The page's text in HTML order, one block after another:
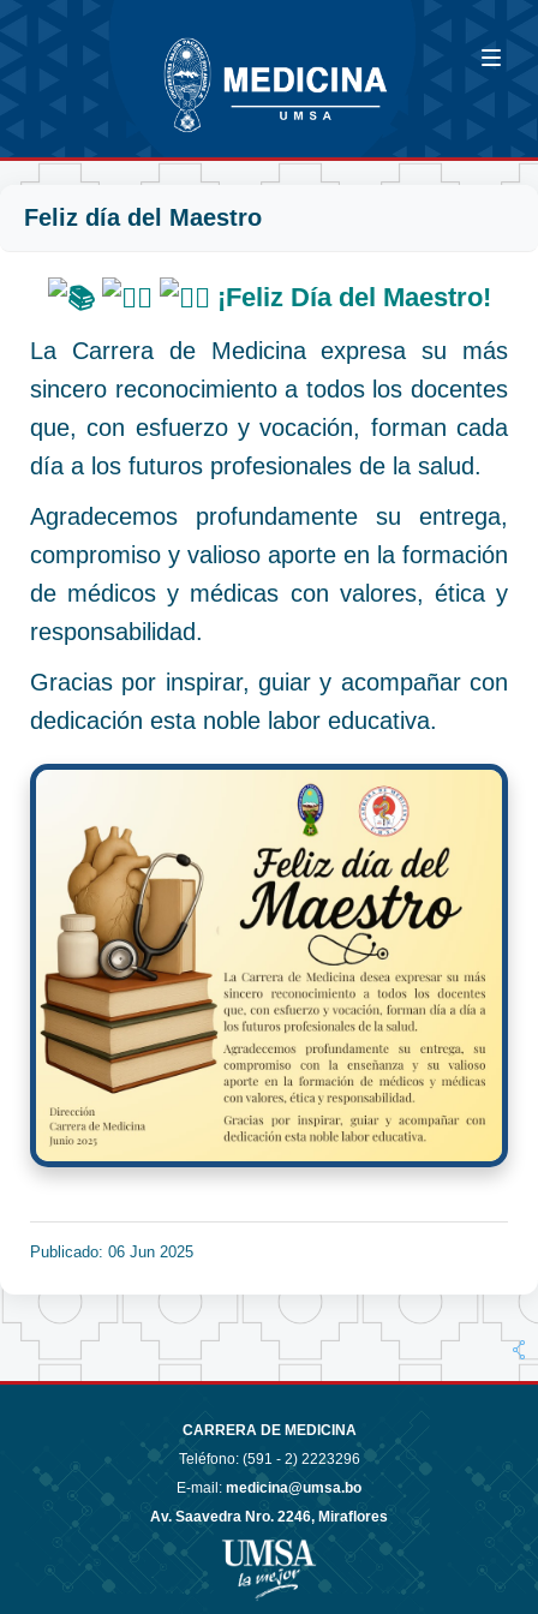
Feliz día del Maestro
¡Feliz Día del Maestro!
La Carrera de Medicina expresa su más
sincero reconocimiento a todos los docentes
que, con esfuerzo y vocación, forman cada
día a los futuros profesionales de la salud.
Agradecemos profundamente su entrega,
compromiso y valioso aporte en la formación
de médicos y médicas con valores, ética y
responsabilidad.
Gracias por inspirar, guiar y acompañar con
dedicación esta noble labor educativa.
Publicado: 06 Jun 2025
CARRERA DE MEDICINA
Teléfono: (591 - 2) 2223296
E-mail: medicina@umsa.bo
Av. Saavedra Nro. 2246, Miraflores